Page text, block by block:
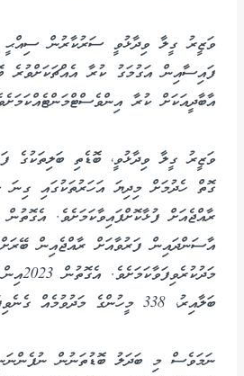
ވަޒީރު ގީލާ ވިދާޅުވީ ސަރުކާރުން ސިއްޙީ
ފައިސާއިން އަގުމަގު ކުރާ އެއްޗަކަށްވުރެ
އާބާދީއަކަށް ކުރާ
ވަޒީރު ގީލާ ވިދާޅުވީ، ބޮޑެތި ބަލިތަކުގެ
ގޮތް ހެދުމަށް މިދިޔަ އަހަރުތަކުގައި ގިނަ
އާސަންދައިން ފަރުވާއަށް ރާއްޖެއިން
ބަލާއިރު، 338 މީހުންގެ މަދުވުމެއް ގެނެވިފައިވާކަމަށެވެ.
ނަމަވެސް މި ބަދަލު ބޮޑުތަނުން